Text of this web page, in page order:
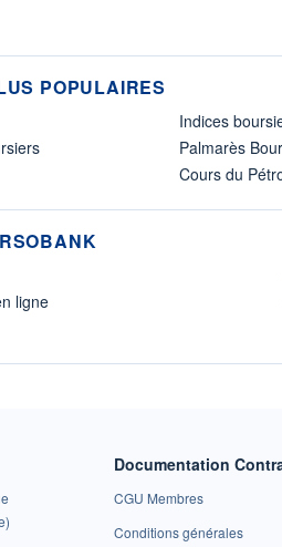
POPULAIRES
Indices
Palmarès
Cours du
ligne
Documentation
CGU Membres
Conditions générales